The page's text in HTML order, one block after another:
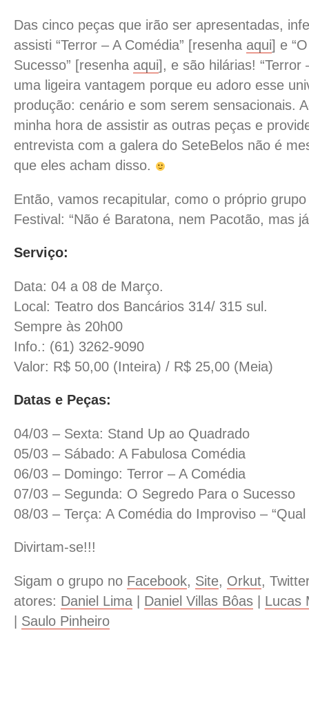
Das cinco peças que irão ser apresentadas,
assisti “Terror – A Comédia” [resenha aqui] e
Sucesso” [resenha aqui], e são hilárias! “Terror
uma ligeira vantagem porque eu adoro esse
produção: cenário e som serem sensacionais.
minha hora de assistir as outras peças e
entrevista com a galera do SeteBelos não é
que eles acham disso.
Então, vamos recapitular, como o próprio
Festival: “Não é Baratona, nem Pacotão, mas
Serviço:
Data: 04 a 08 de Março.
Local: Teatro dos Bancários 314/ 315 sul.
Sempre às 20h00
Info.: (61) 3262-9090
Valor: R$ 50,00 (Inteira) / R$ 25,00 (Meia)
Datas e Peças:
04/03 – Sexta: Stand Up ao Quadrado
05/03 – Sábado: A Fabulosa Comédia
06/03 – Domingo: Terror – A Comédia
07/03 – Segunda: O Segredo Para o Sucesso
08/03 – Terça: A Comédia do Improviso – “Qual
Divirtam-se!!!
Sigam o grupo no Facebook, Site, Orkut,
atores: Daniel Lima | Daniel Villas Bôas | Lucas
| Saulo Pinheiro